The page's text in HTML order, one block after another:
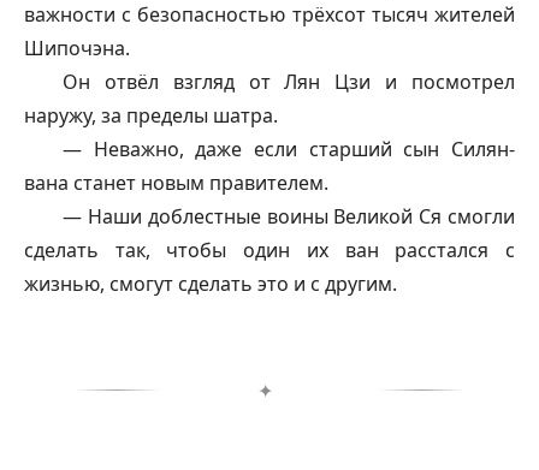
важности с безопасностью трёхсот тысяч жителей
Шипочэна.
Он отвёл взгляд от Лян Цзи и посмотрел
наружу, за пределы шатра.
— Неважно, даже если старший сын Силян-
вана станет новым правителем.
— Наши доблестные воины Великой Ся смогли
сделать так, чтобы один их ван расстался с
жизнью, смогут сделать это и с другим.
✦